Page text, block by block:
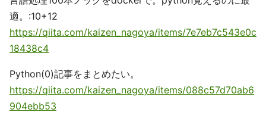
適。:10+12
https://qiita.com/kaizen_nagoya/items/7e7eb7c543e0c
18438c4
Python(0)記事をまとめたい。
https://qiita.com/kaizen_nagoya/items/088c57d70ab6
904ebb53